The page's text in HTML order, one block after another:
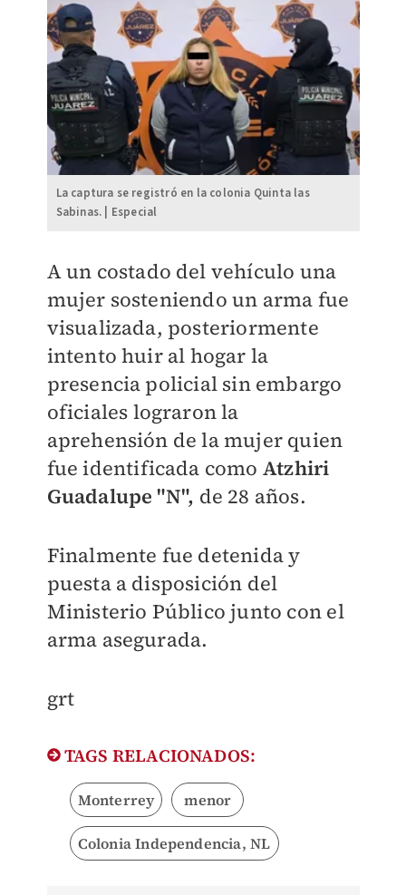
La captura se registró en la colonia Quinta las
Sabinas. | Especial
A un costado del vehículo una
mujer sosteniendo un arma fue
visualizada, posteriormente
intento huir al hogar la
presencia policial sin embargo
oficiales lograron la
aprehensión de la mujer quien
fue identificada como Atzhiri
Guadalupe "N", de 28 años.
Finalmente fue detenida y
puesta a disposición del
Ministerio Público junto con el
arma asegurada.
grt
TAGS RELACIONADOS:
Monterrey menor
Colonia Independencia, NL